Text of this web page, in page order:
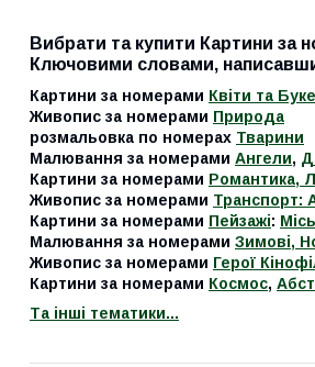
Вибрати та купити Картини за
Ключовими словами,
Картини за номерами Квіти та
Живопис за номерами Природа
розмальовка по номерах Тварини
Малювання за номерами Ангели,
Картини за номерами Романтика,
Живопис за номерами Транспорт:
Картини за номерами Пейзажі:
Малювання за номерами Зимові,
Живопис за номерами Герої
Картини за номерами Космос,
Та інші тематики...